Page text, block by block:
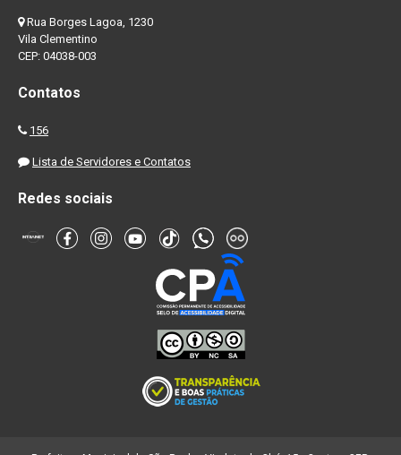
Rua Borges Lagoa, 1230
Vila Clementino
CEP: 04038-003
Contatos
156
Lista de Servidores e Contatos
Redes sociais